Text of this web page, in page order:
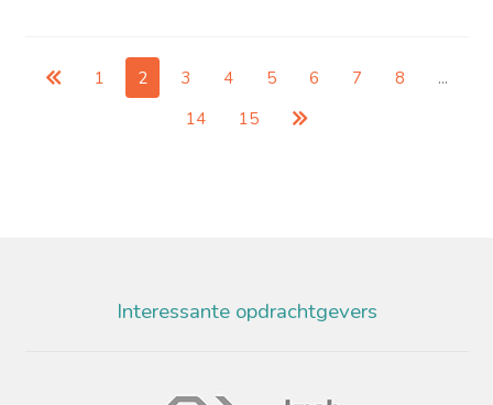
1 2 3 4 5 6 7 8
...
14
15
Interessante opdrachtgevers